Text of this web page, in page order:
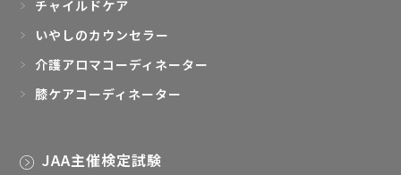
チャイルドケア
いやしのカウンセラー
介護アロマコーディネーター
膝ケアコーディネーター
JAA主催検定試験